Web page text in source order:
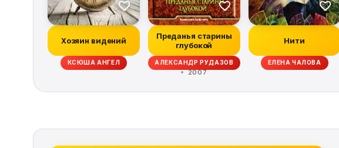
Хозяин видений
КСЮША АНГЕЛ
Преданья старины
глубокой
АЛЕКСАНДР РУДАЗОВ
2007
Нити
ЕЛЕНА ЧАЛОВА